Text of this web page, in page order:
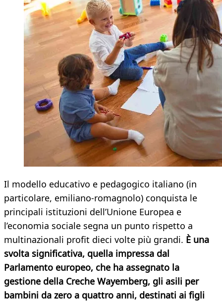
Il modello educativo e pedagogico italiano (in
particolare, emiliano-romagnolo) conquista le
principali istituzioni dell’Unione Europea e
l’economia sociale segna un punto rispetto a
multinazionali profit dieci volte più grandi. È una
svolta significativa, quella impressa dal
Parlamento europeo, che ha assegnato la
gestione della Creche Wayemberg, gli asili per
bambini da zero a quattro anni, destinati ai figli